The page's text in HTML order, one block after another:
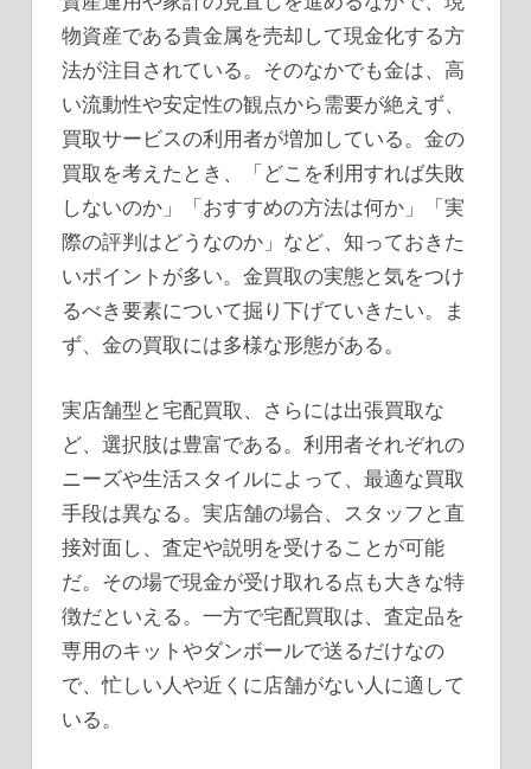
物資産である貴金属を売却して現金化する方
法が注目されている。 そのなかでも金は、高
い流動性や安定性の観点から需要が絶えず、
買取サービスの利用者が増加している。金の
買取を考えたとき、「どこを利用すれば失敗
しないのか」「おすすめの方法は何か」「実
際の評判はどうなのか」など、知っておきた
いポイントが多い。金買取の実態と気をつけ
るべき要素について掘り下げていきたい。ま
ず、金の買取には多様な形態がある。
実店舗型と宅配買取、さらには出張買取な
ど、選択肢は豊富である。利用者それぞれの
ニーズや生活スタイルによって、最適な買取
手段は異なる。実店舗の場合、スタッフと直
接対面し、査定や説明を受けることが可能
だ。その場で現金が受け取れる点も大きな特
徴だといえる。一方で宅配買取は、査定品を
専用のキットやダンボールで送るだけなの
で、忙しい人や近くに店舗がない人に適して
いる。